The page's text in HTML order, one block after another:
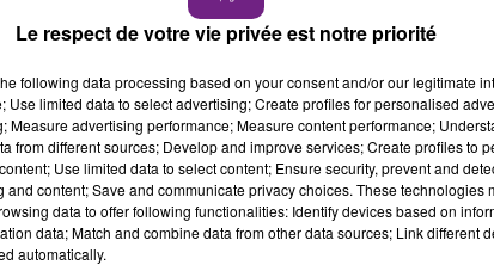
19h00 - 19h15
LA POP MACHINE - CHAMPAGNE FM
Le respect de votre vie privée est notre priorité
following data processing based on your consent and/or our legitimate
Use limited data to select advertising; Create profiles for personalised
Measure advertising performance; Measure content performance;
from different sources; Develop and improve services; Create profiles to
Use limited data to select content; Ensure security, prevent and
content; Save and communicate privacy choices. These technologies
data to offer following functionalities: Identify devices based on
data; Match and combine data from other data sources; Link different
automatically.